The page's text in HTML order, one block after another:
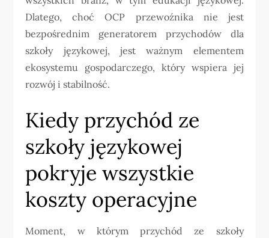
Dlatego, choć OCP przewoźnika nie jest
bezpośrednim generatorem przychodów dla
szkoły językowej, jest ważnym elementem
ekosystemu gospodarczego, który wspiera jej
rozwój i stabilność.
Kiedy przychód ze
szkoły językowej
pokryje wszystkie
koszty operacyjne
Moment, w którym przychód ze szkoły